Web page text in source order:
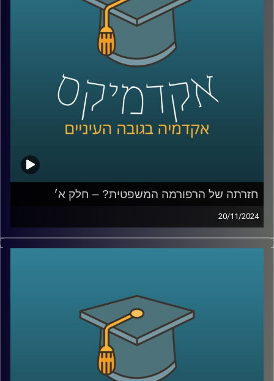
מפלג את העם?, נדבר על האג והאם מערכת המשפט שלנו
מגינה עלינו, במה כן המבקרים של מערכת המשפט צודקים
ואיך אפשר לתקן, למה לא מכנסים את הועידה למינוי שופטים,
למה הויכוח והמחאה סחפה כל כך הרבה אנשים ולבסוף נדבר
גם על לימודי משפטים; איך מתמודדים עם כניסת הבינה
המלאכותית והאם כדאי ללמוד משפטים כשהשוק כל כך רווי?
שוב איתנו בחלק ב׳, יניב רוזנאי, פרופ׳ חבר וסגן הדיקן בבית
ספר הארי רדזינר למשפטים, ומנהל משותף של מרכז
רובינשטיין לאתגרים חוקתיים.
חזרתה של הרפורמה המשפטית? – חלק א׳
20/11/2024
למעלה משנה עברה מאז הרפורמה המשפטית של יריב לוין,
שכללה בין היתר, הצעה לחוקק פסקת התגברות ברוב של 61,
החלטות של הממשלה או שריה. תיקון הסבירות עבר ובוטל,
ורבים חשבו שזוהי סופה של הרפורמה, אלא שבימים אלו ניכר
שמנסים לקדמה שובאז מה קורה עם הרפורמה, מה הקואליציה
מנסה להשיג, היתרונות והחסרונות והאם וכיצד בכלל ראוי